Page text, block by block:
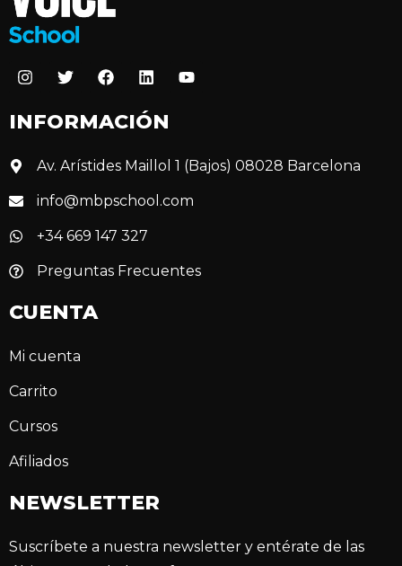
INFORMACIÓN
Av. Arístides Maillol 1 (Bajos) 08028 Barcelona
info@mbpschool.com
+34 669 147 327
Preguntas Frecuentes
CUENTA
Mi cuenta
Carrito
Cursos
Afiliados
NEWSLETTER
Suscríbete a nuestra newsletter y entérate de las